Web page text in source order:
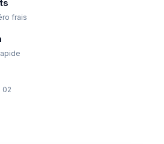
frais
02